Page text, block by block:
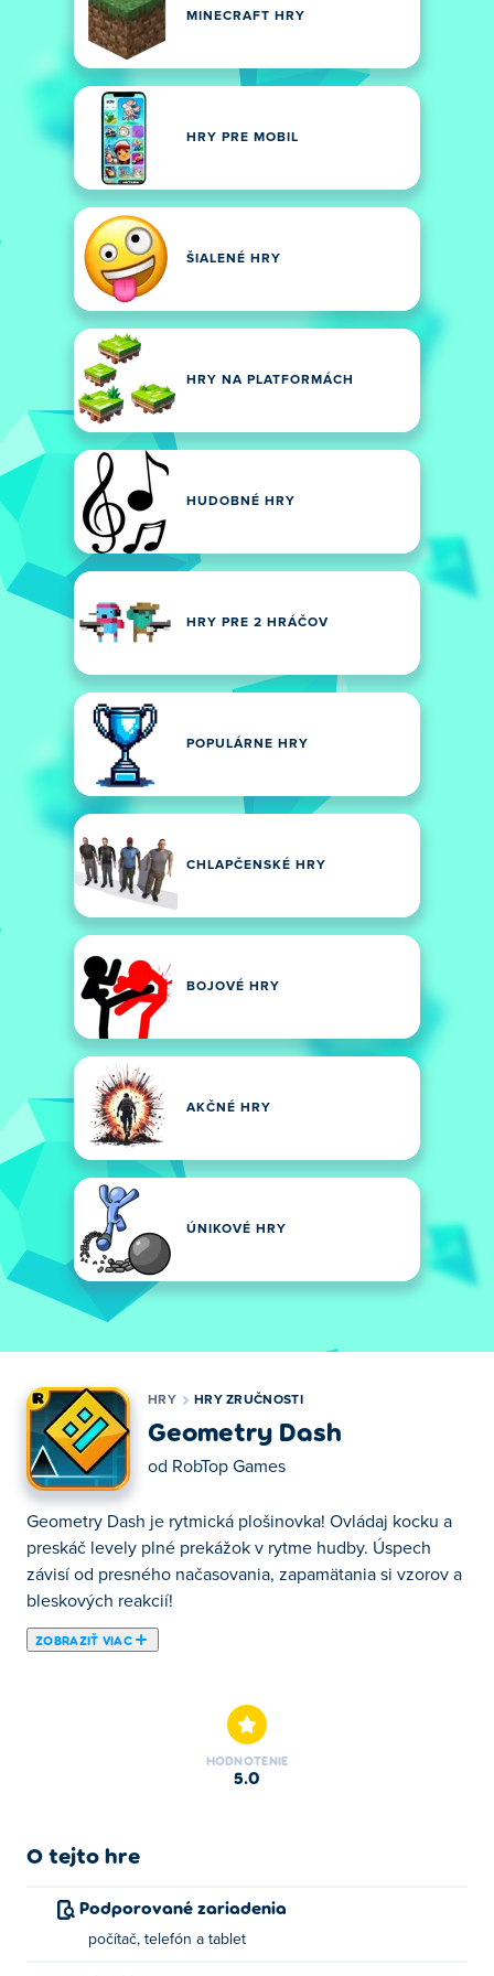
MINECRAFT HRY
HRY PRE MOBIL
ŠIALENÉ HRY
HRY NA PLATFORMÁCH
HUDOBNÉ HRY
HRY PRE 2 HRÁČOV
POPULÁRNE HRY
CHLAPČENSKÉ HRY
BOJOVÉ HRY
AKČNÉ HRY
ÚNIKOVÉ HRY
HRY HRY ZRUČNOSTI
Geometry Dash
od RobTop Games
Geometry Dash je rytmická plošinovka! Ovládaj kocku a
preskáč levely plné prekážok v rytme hudby. Úspech
závisí od presného načasovania, zapamätania si vzorov a
bleskových reakcií!
ZOBRAZIŤ VIAC
úzke levely plné pichliačov, medzier a rýchlych
sekvencií, a to všetko v rytme energickej hudby.
Začína sa to jednoducho, no rýchlo sa to zmení na test
jedna chyba a pokus sa okamžite končí.
Prečo sa hráči stále vracajú?
Rýchle levely , ktoré oťažejú v priebehu sekúnd
HODNOTENIE
5.0
O tejto hre
Podporované zariadenia
počítač, telefón a tablet